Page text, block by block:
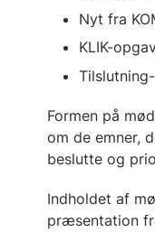
Nyt fra
KLIK-
Formen på
om de emner,
beslutte og
Indholdet af
præsentation